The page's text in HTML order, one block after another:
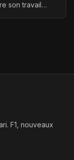
son travail
F1, nouveaux